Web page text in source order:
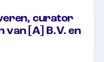
curator
van [A] B.V. en